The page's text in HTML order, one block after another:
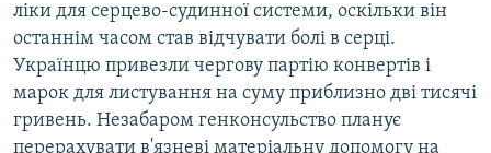
ліки для серцево-судинної системи, оскільки він
останнім часом став відчувати болі в серці.
Українцю привезли чергову партію конвертів і
марок для листування на суму приблизно дві тисячі
гривень. Незабаром генконсульство планує
перерахувати в'язневі матеріальну допомогу на